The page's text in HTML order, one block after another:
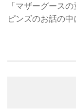
「マザーグース
ピンズのお話の中